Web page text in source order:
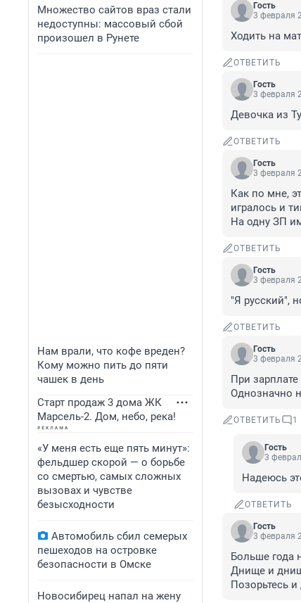
Множество сайтов враз стали
недоступны: массовый сбой
произошел в Рунете
Нам врали, что кофе вреден?
Кому можно пить до пяти
чашек в день
Старт продаж 3 дома ЖК
Марсель-2. Дом, небо, река!
«У меня есть еще пять минут»:
фельдшер скорой — о борьбе
со смертью, самых сложных
вызовах и чувстве
безысходности
Автомобиль сбил семерых
пешеходов на островке
безопасности в Омске
Новосибирец напал на жену
Гость
3 февраля
Ходить на
ОТВЕТИТЬ
Гость
3 февраля
Девочка из
ОТВЕТИТЬ
Гость
3 февраля
Как по мне,
игралось и
На одну ЗП
ОТВЕТИТЬ
Гость
3 февраля
"Я русский",
ОТВЕТИТЬ
Гость
3 февраля
При
Однозначно
ОТВЕТИТЬ 1
Гость
3
Надеюсь
ОТВЕТИТЬ
Гость
3 февраля
Больше года
Днище и
Позорьтесь и